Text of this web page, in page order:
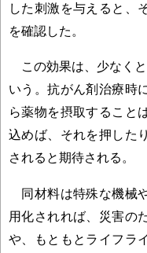
した刺激を与えると、
を確認した。
この効果は、少なく
いう。抗がん剤治療時
ら薬物を摂取すること
込めば、それを押した
されると期待される。
同材料は特殊な機械
用化されれば、災害の
や、もともとライフラ